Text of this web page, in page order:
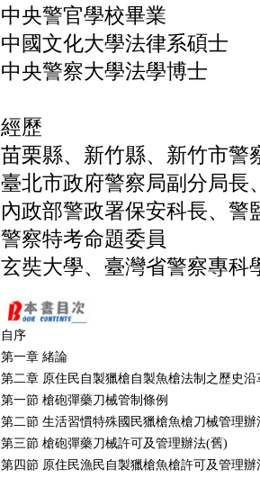
中央警官學校畢業
中國文化大學法律系碩士
中央警察大學法學博士
經歷
苗栗縣、新竹縣、新竹市警
臺北市政府警察局副分局長
內政部警政署保安科長、警
警察特考命題委員
玄奘大學、臺灣省警察專科
自序
第一章 緒論
第二章 原住民自製獵槍自製魚槍法制之歷史沿
第一節 槍砲彈藥刀械管制條例
第二節 生活習慣特殊國民獵槍魚槍刀械管理辦
第三節 槍砲彈藥刀械許可及管理辦法(舊)
第四節 原住民漁民自製獵槍魚槍許可及管理辦